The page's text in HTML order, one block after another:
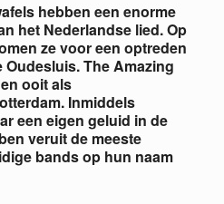
hebben een enorme
het Nederlandse lied. Op
ze voor een optreden
The Amazing
ooit als
Inmiddels
een eigen geluid in de
veruit de meeste
bands op hun naam